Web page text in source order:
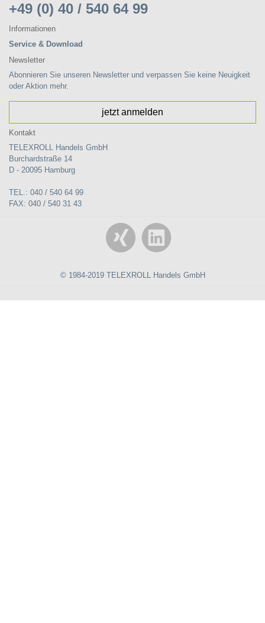
+49 (0) 40 / 540 64 99
Informationen
Service & Download
Newsletter
Abonnieren Sie unseren Newsletter und verpassen Sie keine Neuigkeit
oder Aktion mehr.
jetzt anmelden
Kontakt
TELEXROLL Handels GmbH
Burchardstraße 14
D - 20095 Hamburg
TEL.: 040 / 540 64 99
FAX: 040 / 540 31 43
© 1984-2019 TELEXROLL Handels GmbH